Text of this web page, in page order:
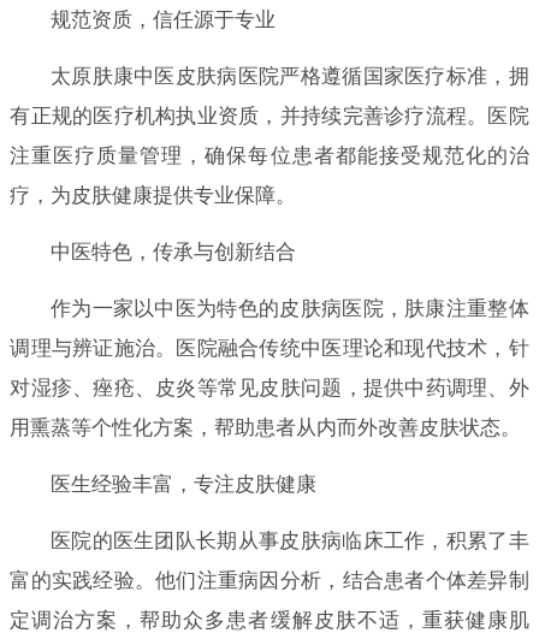
规范资质，信任源于专业
太原肤康中医皮肤病医院严格遵循国家医疗标准，拥
有正规的医疗机构执业资质，并持续完善诊疗流程。医院
注重医疗质量管理，确保每位患者都能接受规范化的治
疗，为皮肤健康提供专业保障。
中医特色，传承与创新结合
作为一家以中医为特色的皮肤病医院，肤康注重整体
调理与辨证施治。医院融合传统中医理论和现代技术，针
对湿疹、痤疮、皮炎等常见皮肤问题，提供中药调理、外
用熏蒸等个性化方案，帮助患者从内而外改善皮肤状态。
医生经验丰富，专注皮肤健康
医院的医生团队长期从事皮肤病临床工作，积累了丰
富的实践经验。他们注重病因分析，结合患者个体差异制
定调治方案，帮助众多患者缓解皮肤不适，重获健康肌